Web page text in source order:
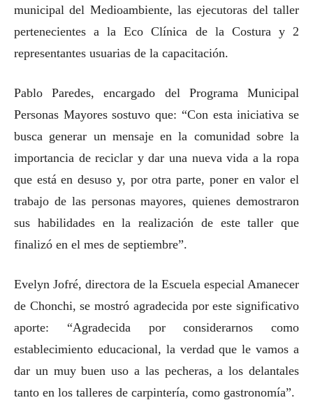
municipal del Medioambiente, las ejecutoras del taller
pertenecientes a la Eco Clínica de la Costura y 2
representantes usuarias de la capacitación.
Pablo Paredes, encargado del Programa Municipal
Personas Mayores sostuvo que: “Con esta iniciativa se
busca generar un mensaje en la comunidad sobre la
importancia de reciclar y dar una nueva vida a la ropa
que está en desuso y, por otra parte, poner en valor el
trabajo de las personas mayores, quienes demostraron
sus habilidades en la realización de este taller que
finalizó en el mes de septiembre”.
Evelyn Jofré, directora de la Escuela especial Amanecer
de Chonchi, se mostró agradecida por este significativo
aporte: “Agradecida por considerarnos como
establecimiento educacional, la verdad que le vamos a
dar un muy buen uso a las pecheras, a los delantales
tanto en los talleres de carpintería, como gastronomía”.